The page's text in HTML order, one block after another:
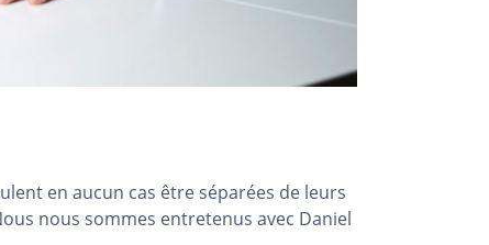
en aucun cas être séparées de leurs
nous sommes entretenus avec Daniel